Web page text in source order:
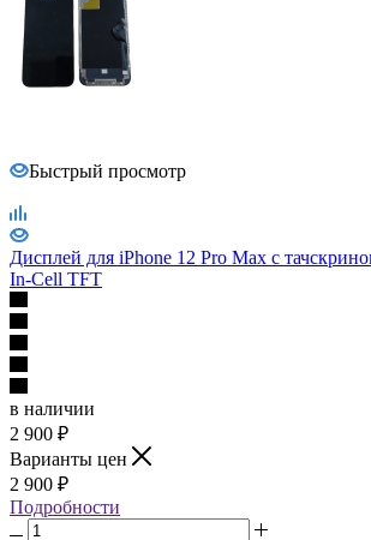
Быстрый просмотр
Дисплей для iPhone 12 Pro Max с
в наличии
Варианты цен
2 900
Подробности
В корзину